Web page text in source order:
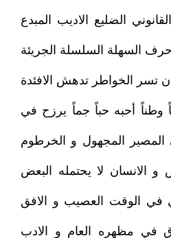
الضليع الاديب المبدع
السهلة السلسلة الجريئة
تسر الخواطر تدهش الافئدة
وطناً أحبه حباً جماً يرزح في
المجهول و الخرطوم
الانسان لا يحتمله البعض
في الوقت العصيب و الافق
في مظهره العام و الادب